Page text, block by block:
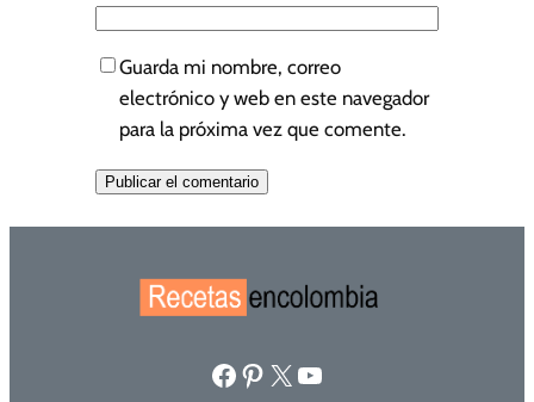
Guarda mi nombre, correo
electrónico y web en este navegador
para la próxima vez que comente.
Facebook Pinterest X YouTube